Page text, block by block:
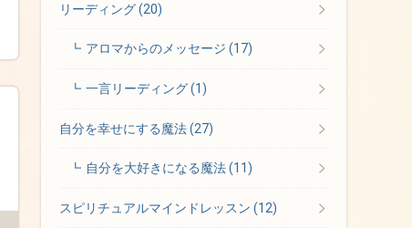
リーディング(20)
アロマからのメッセージ(17)
一言リーディング(1)
自分を幸せにする魔法(27)
自分を大好きになる魔法(11)
スピリチュアルマインドレッスン (12)